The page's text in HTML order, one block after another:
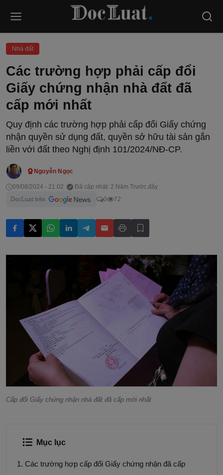
Nhà đất
Các trường hợp phải cấp đổi
Giấy chứng nhận nhà đất đã
cấp mới nhất
Quy định các trường hợp phải cấp đổi Giấy chứng
nhận quyền sử dụng đất, quyền sở hữu tài sản gắn
liền với đất theo Nghị định 101/2024/NĐ-CP.
Nguyễn Ngọc
09/08/2024 - 21:02
Đã cập nhật: 2 Năm Trước đây
0
72
Cấp đổi Giấy chứng nhận nhà đất đã cấp mới nhất
Mục lục
Các trường hợp cấp đổi Giấy chứng nhận đã cấp